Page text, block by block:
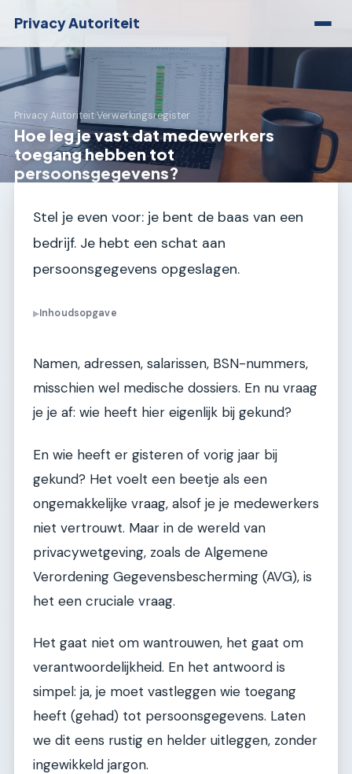
Privacy Autoriteit
Privacy Autoriteit›Verwerkingsregister
Hoe leg je vast dat medewerkers
toegang hebben tot
persoonsgegevens?
Stel je even voor: je bent de baas van een
bedrijf. Je hebt een schat aan
persoonsgegevens opgeslagen.
▶Inhoudsopgave
Namen, adressen, salarissen, BSN-nummers,
misschien wel medische dossiers. En nu vraag
je je af: wie heeft hier eigenlijk bij gekund?
En wie heeft er gisteren of vorig jaar bij
gekund? Het voelt een beetje als een
ongemakkelijke vraag, alsof je je medewerkers
niet vertrouwt. Maar in de wereld van
privacywetgeving, zoals de Algemene
Verordening Gegevensbescherming (AVG), is
het een cruciale vraag.
Het gaat niet om wantrouwen, het gaat om
verantwoordelijkheid. En het antwoord is
simpel: ja, je moet vastleggen wie toegang
heeft (gehad) tot persoonsgegevens. Laten
we dit eens rustig en helder uitleggen, zonder
ingewikkeld jargon.